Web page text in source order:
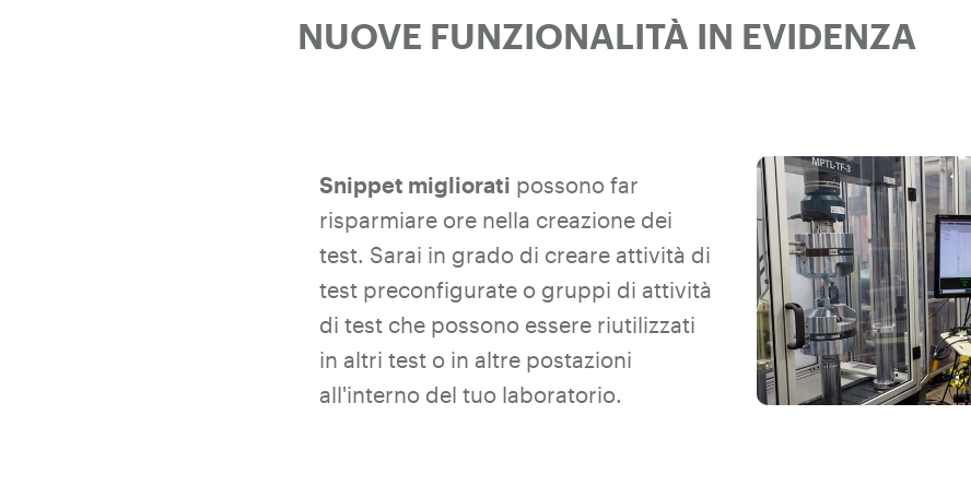
NUOVE FUNZIONALITÀ IN EVIDENZA
Snippet migliorati possono far
risparmiare ore nella creazione dei
test. Sarai in grado di creare attività di
test preconfigurate o gruppi di attività
di test che possono essere riutilizzati
in altri test o in altre postazioni
all'interno del tuo laboratorio.